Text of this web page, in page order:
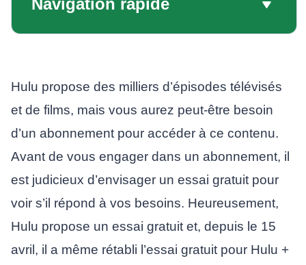
Navigation rapide
Hulu propose des milliers d’épisodes télévisés
et de films, mais vous aurez peut-être besoin
d’un abonnement pour accéder à ce contenu.
Avant de vous engager dans un abonnement, il
est judicieux d’envisager un essai gratuit pour
voir s’il répond à vos besoins. Heureusement,
Hulu propose un essai gratuit et, depuis le 15
avril, il a même rétabli l’essai gratuit pour Hulu +